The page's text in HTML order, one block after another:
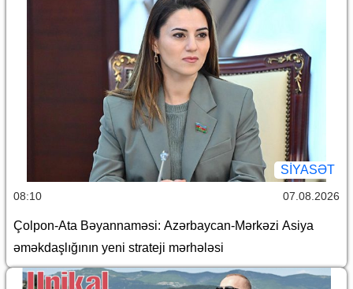
SİYASƏT
08:10 07.08.2026
Çolpon-Ata Bəyannaməsi: Azərbaycan-Mərkəzi Asiya
əməkdaşlığının yeni strateji mərhələsi